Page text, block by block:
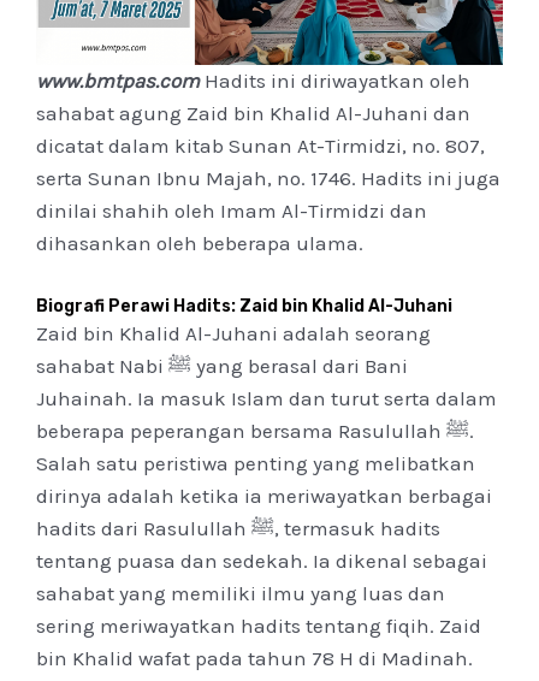
www.bmtpas.comHadits ini diriwayatkan oleh
sahabat agung Zaid bin Khalid Al-Juhani dan
dicatat dalam kitab Sunan At-Tirmidzi, no. 807,
serta Sunan Ibnu Majah, no. 1746. Hadits ini juga
dinilai shahih oleh Imam Al-Tirmidzi dan
dihasankan oleh beberapa ulama.
Biografi Perawi Hadits: Zaid bin Khalid Al-Juhani
Zaid bin Khalid Al-Juhani adalah seorang
sahabat Nabi ﷺ yang berasal dari Bani
Juhainah. Ia masuk Islam dan turut serta dalam
beberapa peperangan bersama Rasulullah ﷺ.
Salah satu peristiwa penting yang melibatkan
dirinya adalah ketika ia meriwayatkan berbagai
hadits dari Rasulullah ﷺ, termasuk hadits
tentang puasa dan sedekah. Ia dikenal sebagai
sahabat yang memiliki ilmu yang luas dan
sering meriwayatkan hadits tentang fiqih. Zaid
bin Khalid wafat pada tahun 78 H di Madinah.